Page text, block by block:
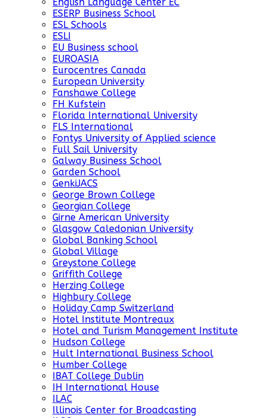
English Language Center EC
ESERP Business School
ESL Schools
ESLI
EU Business school
EUROASIA
Eurocentres Canada
European University
Fanshawe College
FH Kufstein
Florida International University
FLS International
Fontys University of Applied science
Full Sail University
Galway Business School
Garden School
GenkiJACS
George Brown College
Georgian College
Girne American University
Glasgow Caledonian University
Global Banking School
Global Village
Greystone College
Griffith College
Herzing College
Highbury College
Holiday Camp Switzerland
Hotel Institute Montreaux
Hotel and Turism Management Institute
Hudson College
Hult International Business School
Humber College
IBAT College Dublin
IH International House
ILAC
Illinois Center for Broadcasting